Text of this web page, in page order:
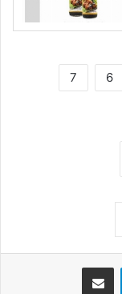
6
7
تيلقرام مشاركة عبر البريد